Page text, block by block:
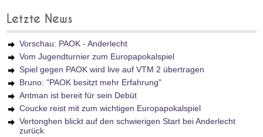
Letzte News
Vorschau: PAOK - Anderlecht
Vom Jugendturnier zum Europapokalspiel
Spiel gegen PAOK wird live auf VTM 2 übertragen
Bruno: "PAOK besitzt mehr Erfahrung"
Antman ist bereit für sein Debüt
Coucke reist mit zum wichtigen Europapokalspiel
Vertonghen blickt auf den schwierigen Start bei Anderlecht
zurück